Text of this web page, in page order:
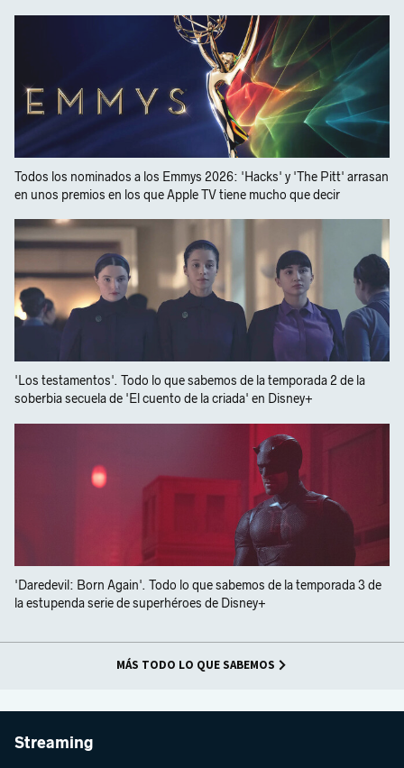
Todos los nominados a los Emmys 2026: 'Hacks' y 'The Pitt' arrasan
en unos premios en los que Apple TV tiene mucho que decir
'Los testamentos'. Todo lo que sabemos de la temporada 2 de la
soberbia secuela de 'El cuento de la criada' en Disney+
'Daredevil: Born Again'. Todo lo que sabemos de la temporada 3 de
la estupenda serie de superhéroes de Disney+
MÁS TODO LO QUE SABEMOS
Streaming